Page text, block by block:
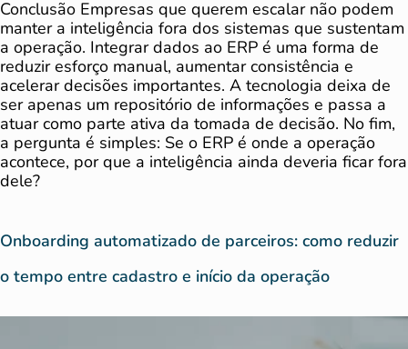
Conclusão Empresas que querem escalar não podem
manter a inteligência fora dos sistemas que sustentam
a operação. Integrar dados ao ERP é uma forma de
reduzir esforço manual, aumentar consistência e
acelerar decisões importantes. A tecnologia deixa de
ser apenas um repositório de informações e passa a
atuar como parte ativa da tomada de decisão. No fim,
a pergunta é simples: Se o ERP é onde a operação
acontece, por que a inteligência ainda deveria ficar fora
dele?
Onboarding automatizado de parceiros: como reduzir
o tempo entre cadastro e início da operação